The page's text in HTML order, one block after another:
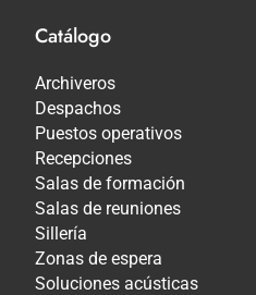
Catálogo
Archiveros
Despachos
Puestos operativos
Recepciones
Salas de formación
Salas de reuniones
Sillería
Zonas de espera
Soluciones acústicas